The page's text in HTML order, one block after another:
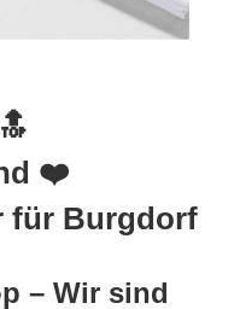
❤️
für Burgdorf
– Wir sind